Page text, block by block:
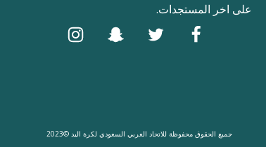
على اخر المستجدات.
جميع الحقوق محفوظة للاتحاد العربي السعودي لكرة اليد ©2023